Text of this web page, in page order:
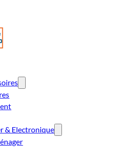
& Electronique